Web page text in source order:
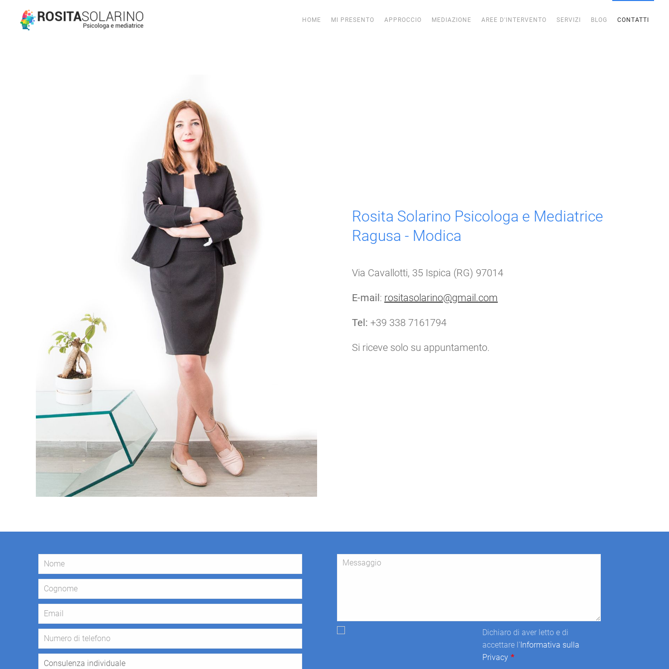
HOME MI PRESENTO APPROCCIO MEDIAZIONE AREE D'INTERVENTO SERVIZI BLOG CONTATTI
Rosita Solarino Psicologa e Mediatrice
Ragusa - Modica
Via Cavallotti, 35 Ispica (RG) 97014
E-mail: rositasolarino@gmail.com
Tel: +39 338 7161794
Si riceve solo su appuntamento.
Dichiaro di aver letto e di
accettare l'Informativa sulla
Privacy *